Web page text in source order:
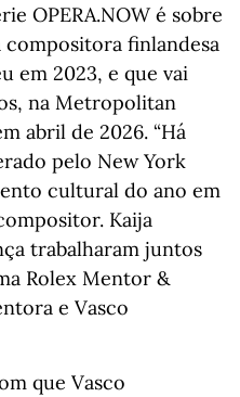
OPERA.NOW é sobre
compositora finlandesa
em 2023, e que vai
na Metropolitan
abril de 2026. “Há
pelo New York
cultural do ano em
Kaija
trabalharam juntos
Rolex Mentor &
e Vasco
que Vasco